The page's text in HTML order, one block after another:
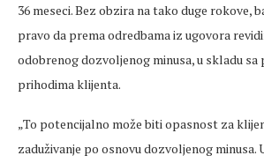
36 meseci. Bez obzira na tako duge rokove,
pravo da prema odredbama iz ugovora
odobrenog dozvoljenog minusa, u skladu sa
prihodima klijenta.
„To potencijalno može biti opasnost za
zaduživanje po osnovu dozvoljenog minusa.